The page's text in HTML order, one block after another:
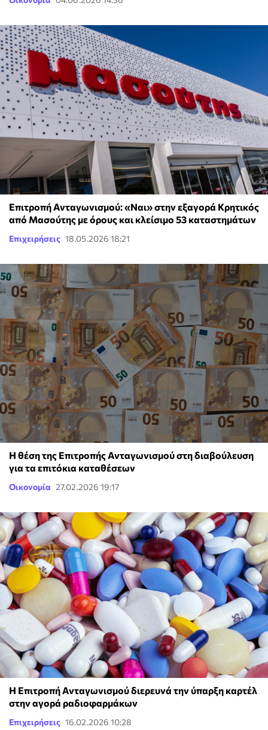
Επιτροπή Ανταγωνισμού: «Ναι» στην εξαγορά Κρητικός
από Μασούτης με όρους και κλείσιμο 53 καταστημάτων
Επιχειρήσεις 18.05.2026 18:21
Η θέση της Επιτροπής Ανταγωνισμού στη διαβούλευση
για τα επιτόκια καταθέσεων
Οικονομία 27.02.2026 19:17
Η Επιτροπή Ανταγωνισμού διερευνά την ύπαρξη καρτέλ
στην αγορά ραδιοφαρμάκων
Επιχειρήσεις 16.02.2026 10:28